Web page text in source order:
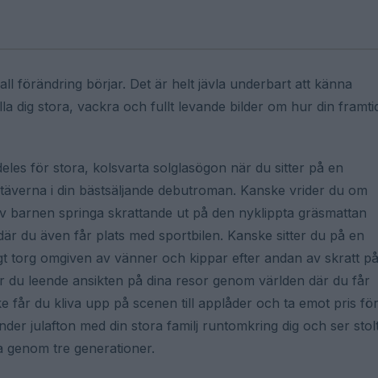
förändring börjar. Det är helt jävla underbart att känna
dig stora, vackra och fullt levande bilder om hur din
för stora, kolsvarta solglasögon när du sitter på en
i din bästsäljande debutroman. Kanske vrider du om
barnen springa skrattande ut på den nyklippta gräsmattan
du även får plats med sportbilen. Kanske sitter du på en
torg omgiven av vänner och kippar efter andan av skratt på
du leende ansikten på dina resor genom världen där du får
får du kliva upp på scenen till applåder och ta emot pris för
julafton med din stora familj runtomkring dig och ser
tre generationer.